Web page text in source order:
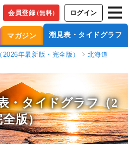
会員登録（無料） ログイン
マガジン 潮見表・タイドグラフ
年最新版・完全版）
北海道
・タイドグラフ（2
全版）